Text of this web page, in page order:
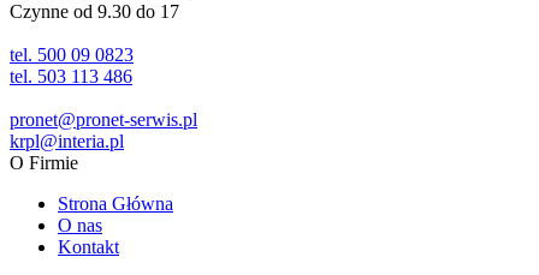
Czynne od 9.30 do 17
tel. 500 09 0823
tel. 503 113 486
pronet@pronet-serwis.pl
krpl@interia.pl
O Firmie
Strona Główna
O nas
Kontakt